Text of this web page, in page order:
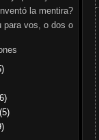
la mentira?
para vos, o dos o
(5)